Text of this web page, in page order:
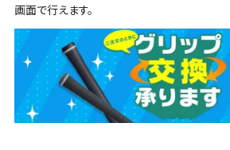
画面で行えます。